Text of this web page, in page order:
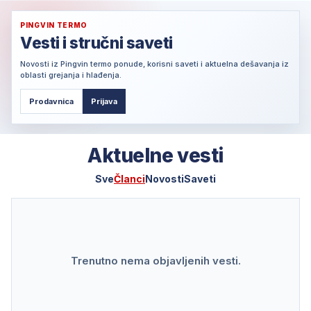
PINGVIN TERMO
Vesti i stručni saveti
Novosti iz Pingvin termo ponude, korisni saveti i aktuelna dešavanja iz
oblasti grejanja i hlađenja.
Prodavnica Prijava
Aktuelne vesti
SveČlanciNovostiSaveti
Trenutno nema objavljenih vesti.